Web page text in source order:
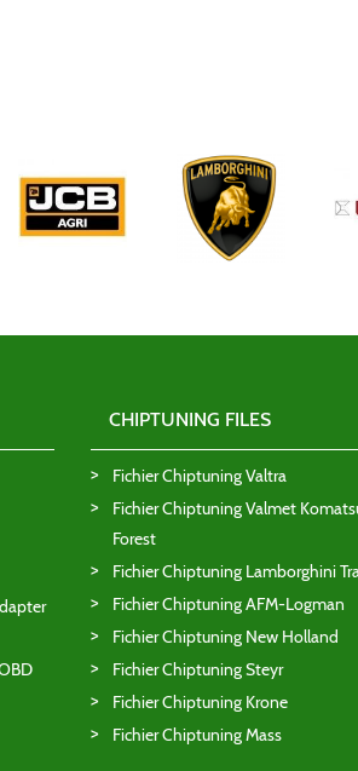
CHIPTUNING FILES
Fichier Chiptuning Valtra
Fichier Chiptuning Valmet
Forest
Fichier Chiptuning Lamborghini
Fichier Chiptuning AFM-Logman
Fichier Chiptuning New Holland
Fichier Chiptuning Steyr
Fichier Chiptuning Krone
Fichier Chiptuning Mass